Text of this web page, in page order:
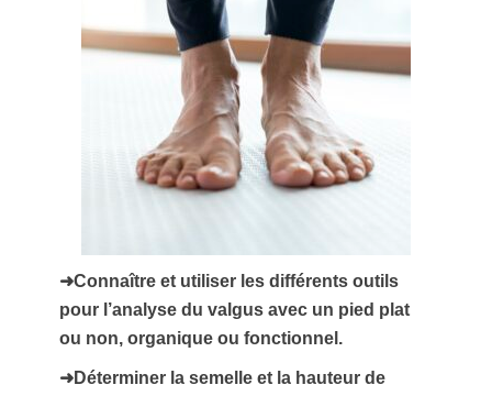
➜Connaître et utiliser les différents outils
pour l’analyse du valgus avec un pied plat
ou non, organique ou fonctionnel.
➜Déterminer la semelle et la hauteur de